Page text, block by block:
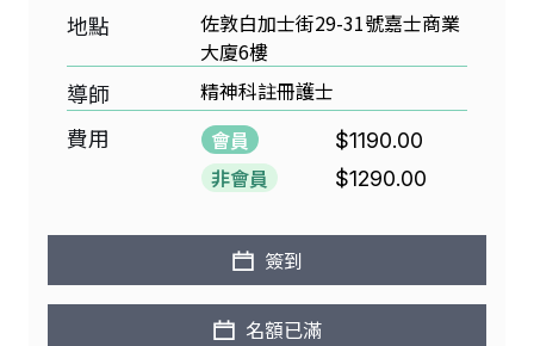
地點
佐敦白加士街29-31號嘉士商業
大廈6樓
導師 精神科註冊護士
費用 會員 $1190.00
非會員 $1290.00
簽到
名額已滿